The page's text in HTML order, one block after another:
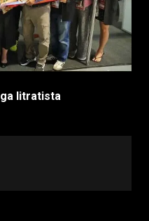
litratista